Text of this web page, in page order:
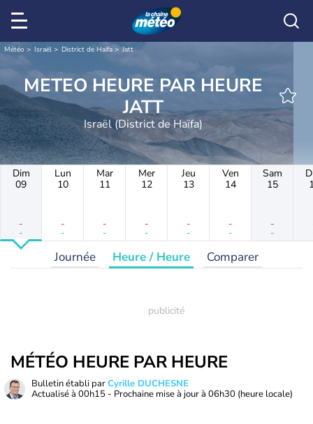
Météo Israël District de Haïfa Jatt
METEO HEURE PAR HEURE
JATT
Israël (District de Haïfa)
Dim
09
-
-
Lun
10
-
-
Mar
11
-
-
Mer
12
-
-
Jeu
13
-
-
Ven
14
-
-
Sam
15
-
-
Journée Heure / Heure Comparer
MÉTÉO HEURE PAR HEURE
Bulletin établi parCyrille DUCHESNE
Actualisé à 00h15 - Prochaine mise à jour à 06h30 (heure locale)